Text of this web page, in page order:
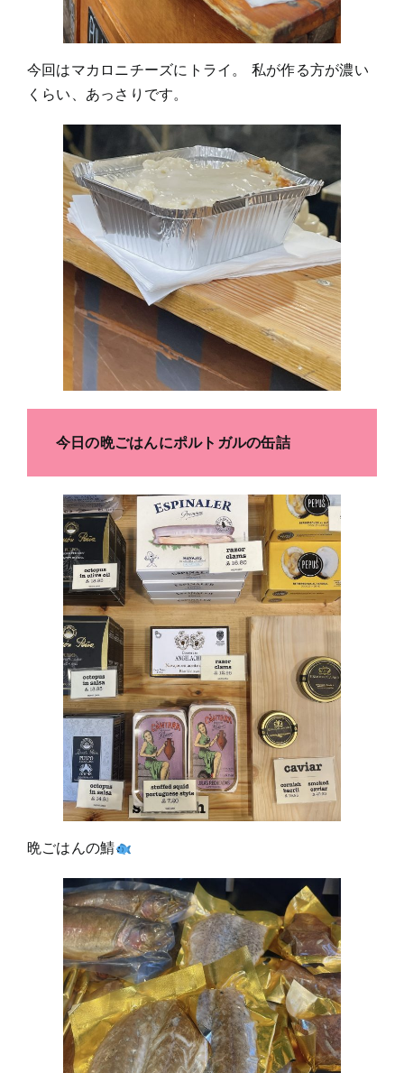
今回はマカロニチーズにトライ。 私が作る方が濃い
くらい、あっさりです。
今日の晩ごはんにポルトガルの缶詰
晩ごはんの鯖